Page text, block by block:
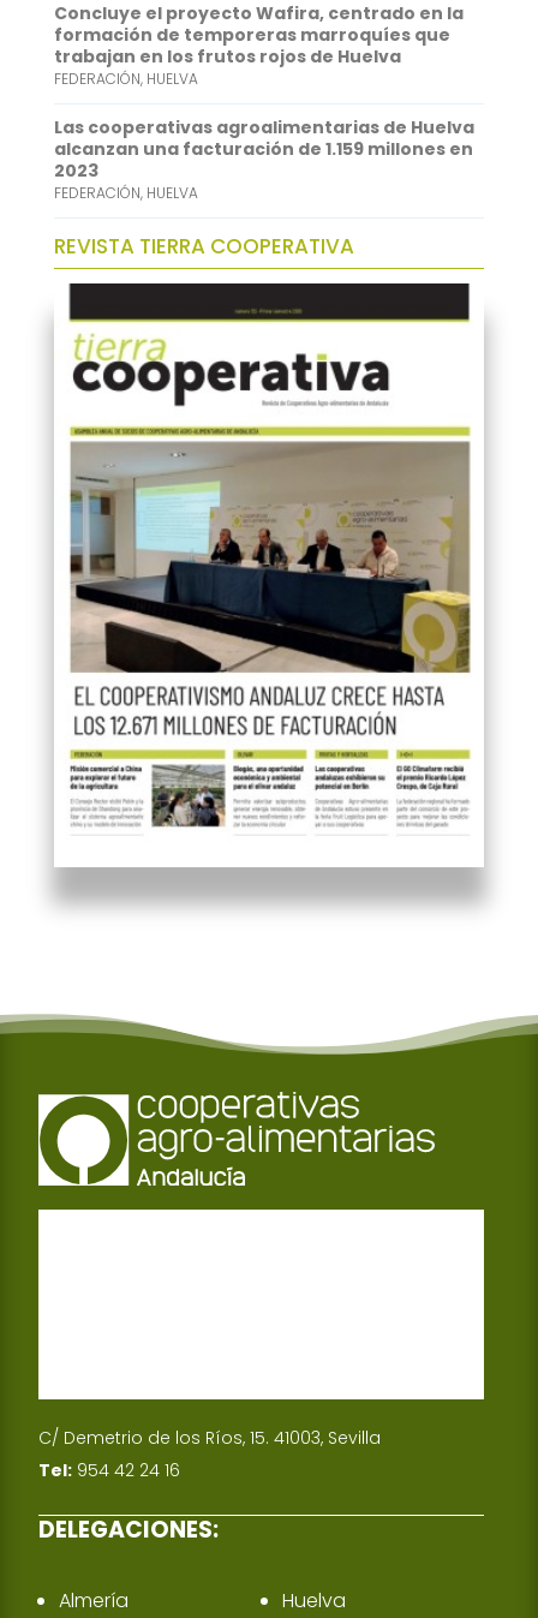
Concluye el proyecto Wafira, centrado en la
formación de temporeras marroquíes que
trabajan en los frutos rojos de Huelva
FEDERACIÓN, HUELVA
Las cooperativas agroalimentarias de Huelva
alcanzan una facturación de 1.159 millones en
2023
FEDERACIÓN, HUELVA
REVISTA TIERRA COOPERATIVA
C/ Demetrio de los Ríos, 15. 41003, Sevilla
Tel: 954 42 24 16
DELEGACIONES:
Almería
Huelva